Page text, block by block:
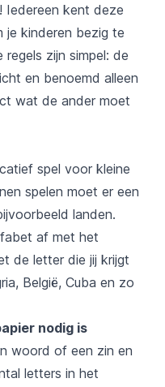
Iedereen kent deze
je kinderen bezig te
zijn simpel: de
en benoemd alleen
wat de ander moet
spel voor kleine
spelen moet er een
landen.
af met het
de letter die jij krijgt
België, Cuba en zo
nodig is
woord of een zin en
letters in het